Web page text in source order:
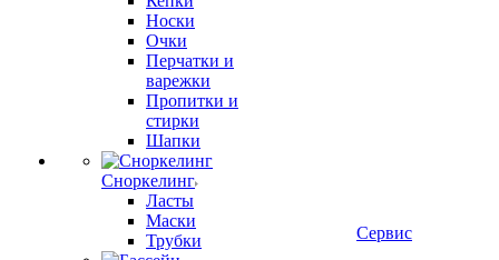
Носки
Очки
Перчатки и
варежки
Пропитки и
стирки
Шапки
Сноркелинг
Ласты
Маски
Трубки
Сервис